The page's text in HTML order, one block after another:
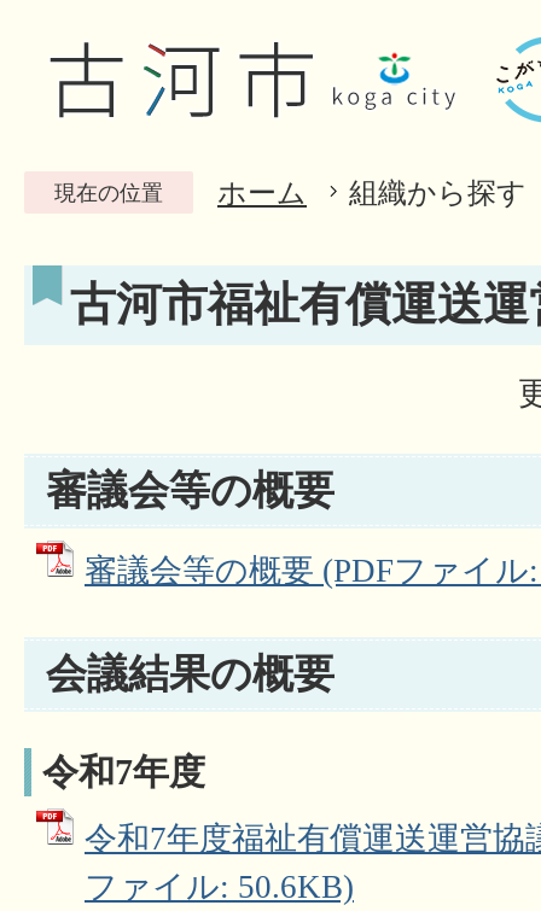
現在の位置 ホーム 組織から探す
古河市福祉有償運送
審議会等の概要
審議会等の概要 (PDFファイル
会議結果の概要
令和7年度
令和7年度福祉有償運送運営協
ファイル: 50.6KB)